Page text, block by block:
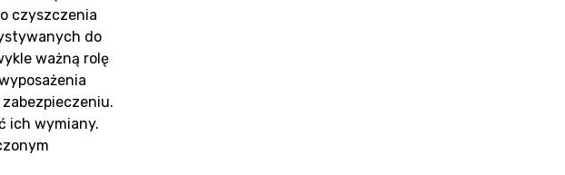
czyszczenia
do
ważną rolę
ich wymiany.